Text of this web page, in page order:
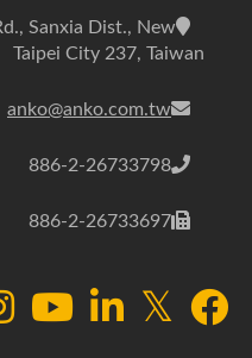
Sanxia Dist., New
Taipei City 237, Taiwan
anko@anko.com.tw
886-2-26733798
886-2-26733697